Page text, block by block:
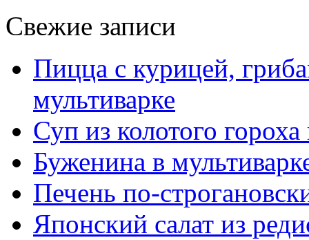
Свежие записи
Пицца с курицей,
мультиварке
Суп из колотого
Буженина в
Печень по-
Японский салат из